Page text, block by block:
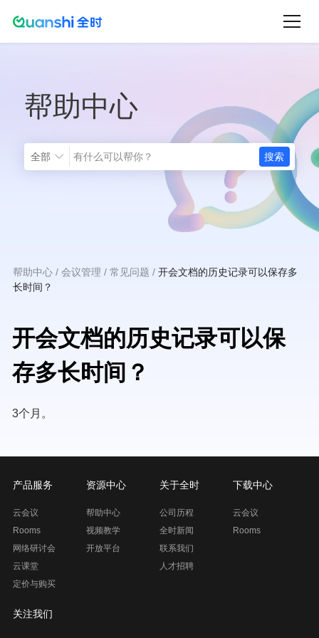
帮助中心
全部
面
包
帮助中心 会议管理 常见问题 开会文档的历史记录可以保存多
长时间？
开会文档的历史记录可以保
存多长时间？
3个月。
产品服务
云会议
Rooms
网络研讨会
云课堂
定价与购买
资源中心
帮助中心
视频教学
开放平台
关于全时
公司历程
全时新闻
联系我们
人才招聘
下载中心
云会议
Rooms
关注我们